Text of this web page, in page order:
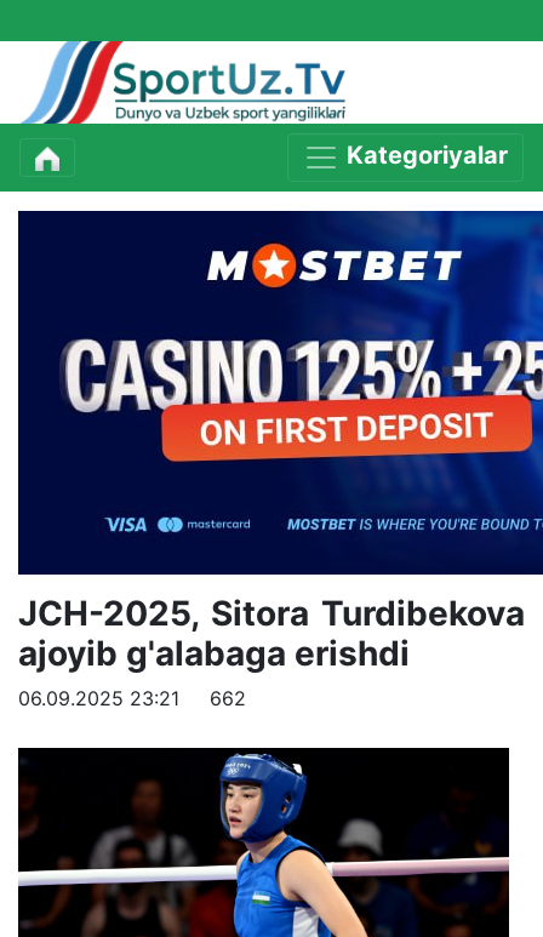
Kategoriyalar
JCH-2025, Sitora Turdibekova
ajoyib g'alabaga erishdi
06.09.2025 23:21 662